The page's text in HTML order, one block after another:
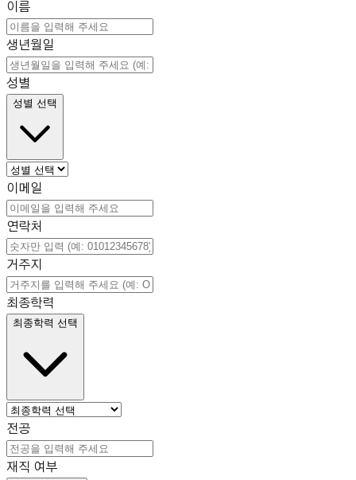
이름
생년월일
성별
성별 선택
이메일
연락처
거주지
최종학력
최종학력 선택
전공
재직 여부